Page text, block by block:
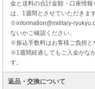
金と送料の合計金額・口座情
は、1週間とさせていただきます
※information@military-
ないかご確認ください。
※振込手数料はお客様ご負担と
※1週間経過してもご入金がな
す。
返品・交換について